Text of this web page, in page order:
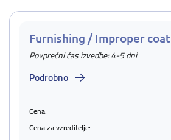
Furnishing / Improper coat
Povprečni čas izvedbe: 4-5 dni
Podrobno
Cena:
Cena za vzreditelje: